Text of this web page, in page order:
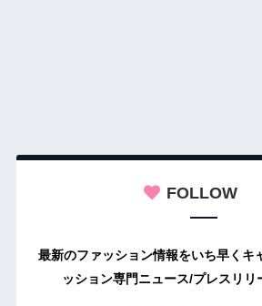
FOLLOW
最新のファッション情報をいち早くキ
ッション専門ニュース/プレスリリ